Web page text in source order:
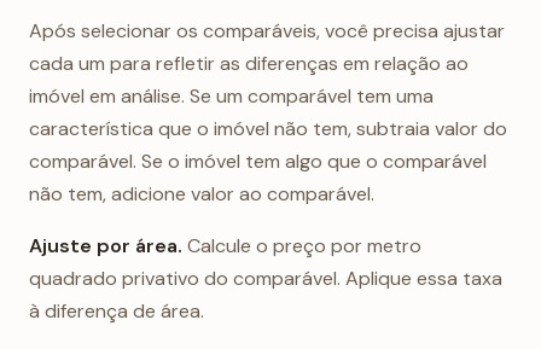
Após selecionar os comparáveis, você precisa ajustar
cada um para refletir as diferenças em relação ao
imóvel em análise. Se um comparável tem uma
característica que o imóvel não tem, subtraia valor do
comparável. Se o imóvel tem algo que o comparável
não tem, adicione valor ao comparável.
Ajuste por área. Calcule o preço por metro
quadrado privativo do comparável. Aplique essa taxa
à diferença de área.